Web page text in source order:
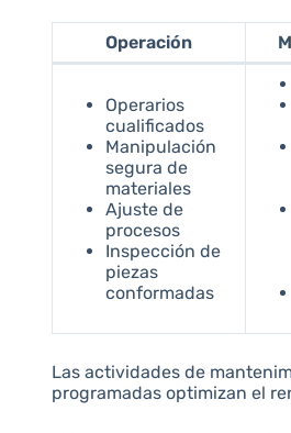
Operación
Operarios
cualificados
Manipulación
segura de
materiales
Ajuste de
procesos
Inspección de
piezas
conformadas
Las actividades de
programadas optimizan el